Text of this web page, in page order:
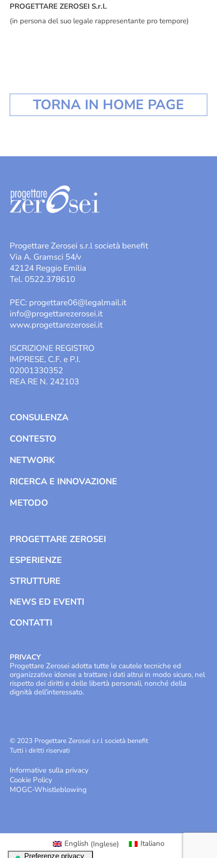
PROGETTARE ZEROSEI S.r.l.
(in persona del suo legale rappresentante pro tempore)
TORNA IN HOME PAGE
Progettare Zerosei s.r.l società benefit
Via A. Gramsci 54/v
42124 Reggio Emilia
Tel. 0522.378610
PEC: progettare06@legalmail.it
info@progettarezerosei.it
www.progettarezerosei.it
ISCRIZIONE REGISTRO
IMPRESE, C.F. e P.I.
02001330352
REA RE N. 242103
CONSULENZA
CONTESTO
NETWORK
RICERCA E INNOVAZIONE
METODO
PROGETTARE ZEROSEI
ESPERIENZE
STRUTTURE
NEWS ED EVENTI
CONTATTI
PRIVACY
Progettare Zerosei adotta tutte le cautele tecniche ed
organizzative idonee a trattare i dati altrui in modo sicuro, nel
rispetto dei diritti e delle libertà personali, nonché della
dignità dell’interessato.
© 2023 Progettare Zerosei s.r.l società benefit
Tutti i diritti riservati
Informative sulla privacy
Cookie Policy
MOGC-Whistleblowing
English (Inglese) Italiano